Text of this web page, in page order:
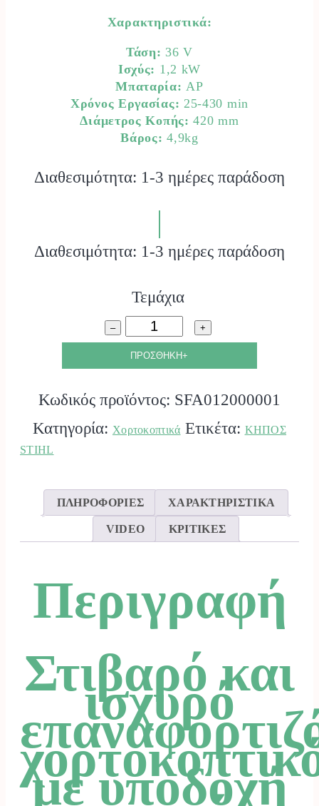
Χαρακτηριστικά:
Τάση: 36 V
Ισχύς: 1,2 kW
Μπαταρία: AP
Χρόνος Εργασίας: 25-430 min
Διάμετρος Κοπής:420 mm
Βάρος:4,9kg
Διαθεσιμότητα: 1-3 ημέρες παράδοση
Διαθεσιμότητα: 1-3 ημέρες παράδοση
Τεμάχια
–
Χορτοκοπτικό
FSA
STIHL.
ποσότητα
+
ΠΡΟΣΘΗΚΗ+
Κωδικός προϊόντος: SFA012000001
Κατηγορία: Χορτοκοπτικά Ετικέτα: ΚΗΠΟΣ
STIHL
ΠΛΗΡΟΦΟΡΙΕΣ ΧΑΡΑΚΤΗΡΙΣΤΙΚΑ
VIDEO ΚΡΙΤΙΚΕΣ
Περιγραφή
Στιβαρό και
ισχυρό
με υποδοχή